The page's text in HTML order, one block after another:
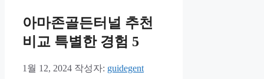
아마존골든터널 추천
비교 특별한 경험 5
1월 12, 2024 작성자: guidegent